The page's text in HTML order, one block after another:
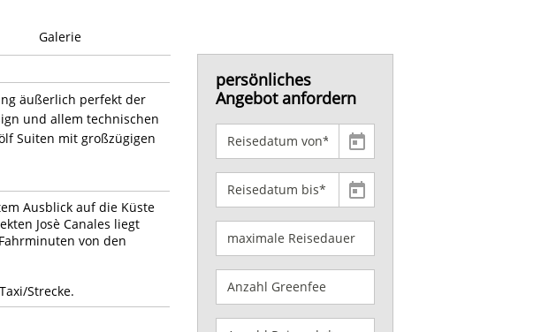
Galerie
äußerlich perfekt der
und allem technischen
Suiten mit großzügigen
Ausblick auf die Küste
Josè Canales liegt
von den
Strecke.
persönliches
Angebot anfordern